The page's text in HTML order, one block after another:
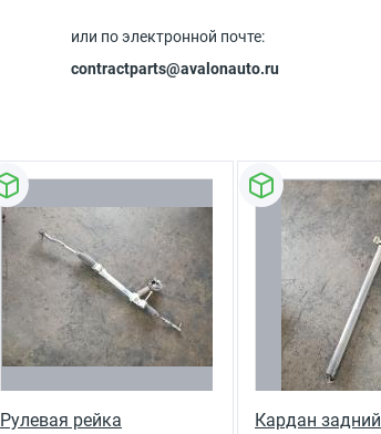
или по электронной почте:
contractparts@avalonauto.ru
Рулевая рейка Кардан задний